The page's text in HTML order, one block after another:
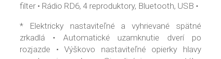
filter • Rádio RD6, 4 reproduktory, Bluetooth, USB •
* Elektricky nastaviteľné a vyhrievané spätné
zrkadlá • Automatické uzamknutie dverí po
rozjazde • Výškovo nastaviteľné opierky hlavy